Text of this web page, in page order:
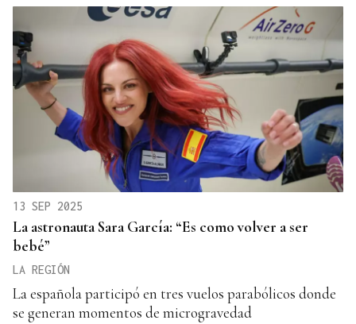
13 SEP 2025
La astronauta Sara García: “Es como volver a ser
bebé”
LA REGIÓN
La española participó en tres vuelos parabólicos donde
se generan momentos de microgravedad